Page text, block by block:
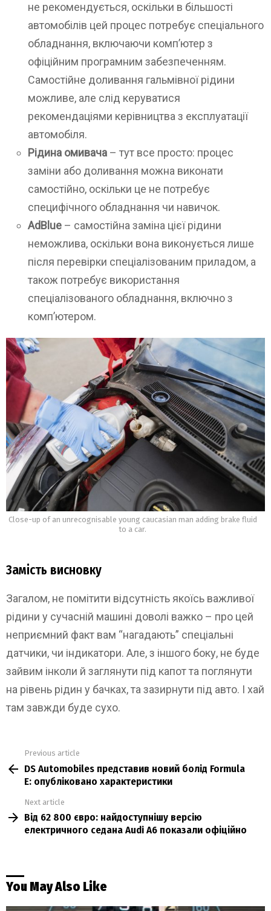
не рекомендується, оскільки в більшості
автомобілів цей процес потребує спеціального
обладнання, включаючи комп’ютер з
офіційним програмним забезпеченням.
Самостійне доливання гальмівної рідини
можливе, але слід керуватися
рекомендаціями керівництва з експлуатації
автомобіля.
Рідина омивача – тут все просто: процес
заміни або доливання можна виконати
самостійно, оскільки це не потребує
специфічного обладнання чи навичок.
AdBlue – самостійна заміна цієї рідини
неможлива, оскільки вона виконується лише
після перевірки спеціалізованим приладом, а
також потребує використання
спеціалізованого обладнання, включно з
комп’ютером.
Close-up of an unrecognisable young caucasian man adding brake fluid
to a car.
Замість висновку
Загалом, не помітити відсутність якоїсь важливої
рідини у сучасній машині доволі важко – про цей
неприємний факт вам “нагадають” спеціальні
датчики, чи індикатори. Але, з іншого боку, не буде
зайвим інколи й заглянути під капот та поглянути
на рівень рідин у бачках, та зазирнути під авто. І хай
там завжди буде сухо.
more
Previous article
DS Automobiles представив новий болід Formula
E: опубліковано характеристики
Next article
Від 62 800 євро: найдоступнішу версію
електричного седана Audi A6 показали офіційно
You May Also Like